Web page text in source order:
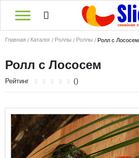
Главная Каталог Роллы Роллы Ролл с Лососем
Ролл с Лососем
Рейтинг ()